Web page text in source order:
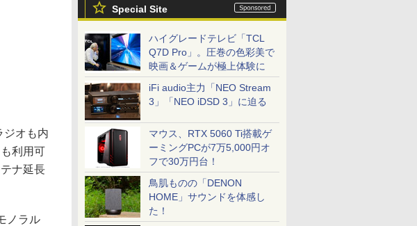
Special Site
ハイグレードテレビ「TCL
Q7D Pro」。圧巻の色彩美で
映画＆ゲームが極上体験に
iFi audio主力「NEO Stream
3」「NEO iDSD 3」に迫る
マウス、RTX 5060 Ti搭載ゲ
ーミングPCが7万5,000円オ
フで30万円台！
鳥肌ものの「DENON
HOME」サウンドを体感し
た！
ジオも内
利用可
ナ延長
ノラル